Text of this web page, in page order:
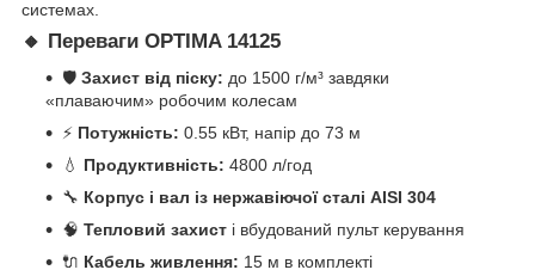
системах.
🔸 Переваги OPTIMA 14125
🛡 Захист від піску: до 1500 г/м³ завдяки
«плаваючим» робочим колесам
⚡ Потужність: 0.55 кВт, напір до 73 м
💧 Продуктивність: 4800 л/год
🔧 Корпус і вал із нержавіючої сталі AISI 304
🧠 Тепловий захист і вбудований пульт керування
🔌 Кабель живлення: 15 м в комплекті